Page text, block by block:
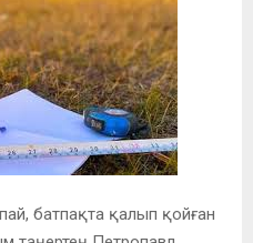
батпақта қалып қойған